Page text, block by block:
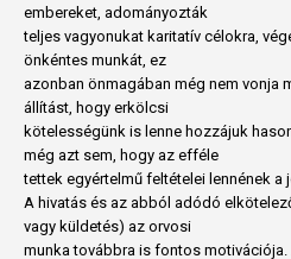
embereket, adományozták
teljes vagyonukat karitatív célokra,
önkéntes munkát, ez
azonban önmagában még nem vonja
állítást, hogy erkölcsi
kötelességünk is lenne hozzájuk
még azt sem, hogy az efféle
tettek egyértelmű feltételei lennének a
A hivatás és az abból adódó
vagy küldetés) az orvosi
munka továbbra is fontos